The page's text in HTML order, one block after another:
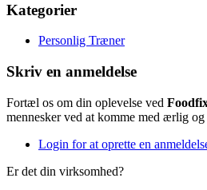
Kategorier
Personlig Træner
Skriv en anmeldelse
Fortæl os om din oplevelse ved
mennesker ved at komme med ærlig
Login for at oprette en
Er det din virksomhed?